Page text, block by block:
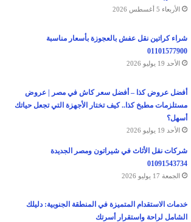
الأربعاء 5 أغسطس 2026
شراء كراتين نقل عفش بالعجوزة بأسعار مناسبة
01101577900
الأحد 19 يوليو 2026
أفضل عروض كذا – أفضل سعر كاش في مصر | عروض
مستلزمات مطبخ كذا.. كيف تختار الأجهزة التي تجعل حياتك
أسهل؟
الأحد 19 يوليو 2026
شركات نقل الأثاث في شيراتون ومصر الجديدة
01091543734
الجمعة 17 يوليو 2026
خدمات الاستقدام المتميزة في المنطقة الجنوبية: دليلك
الشامل لراحة واستقرار أسرتك